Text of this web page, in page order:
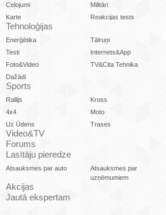
Ceļojumi
Militāri
Karte
Reakcijas tests
Tehnoloģijas
Enerģētika Tālruņi
Testi
Internets&App
Foto&Video
TV&Cita Tehnika
Dažādi
Sports
Rallijs Kross
4x4
Moto
Uz Ūdens
Trases
Video&TV
Forums
Lasītāju pieredze
Atsauksmes par auto
Atsauksmes par
uzņēmumiem
Akcijas
Jautā ekspertam